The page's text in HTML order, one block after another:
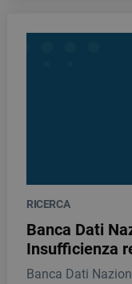
RICERCA
Banca Dati
Insufficienza
Banca Dati